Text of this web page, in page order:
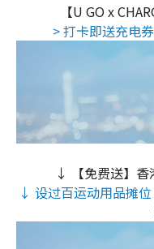
【U GO x
> 打卡即送充电
↓ 【免费送】香
↓ 设过百运动用品摊